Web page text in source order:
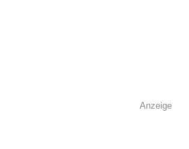
Anzeige